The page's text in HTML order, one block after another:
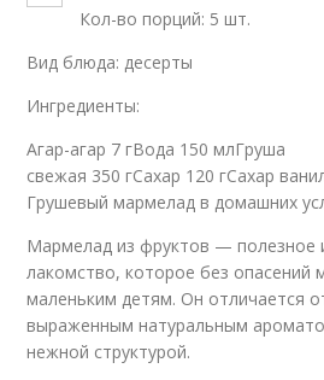
Кол-во порций: 5 шт.
Вид блюда: десерты
Ингредиенты:
Агар-агар 7 гВода 150 млГруша
свежая 350 гСахар 120 гСахар
Грушевый мармелад в домашних
Мармелад из фруктов — полезное
лакомство, которое без опасений
маленьким детям. Он отличается
выраженным натуральным
нежной структурой.